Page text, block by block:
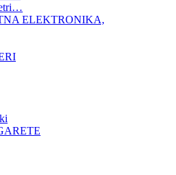
ELEKTRONIKA,